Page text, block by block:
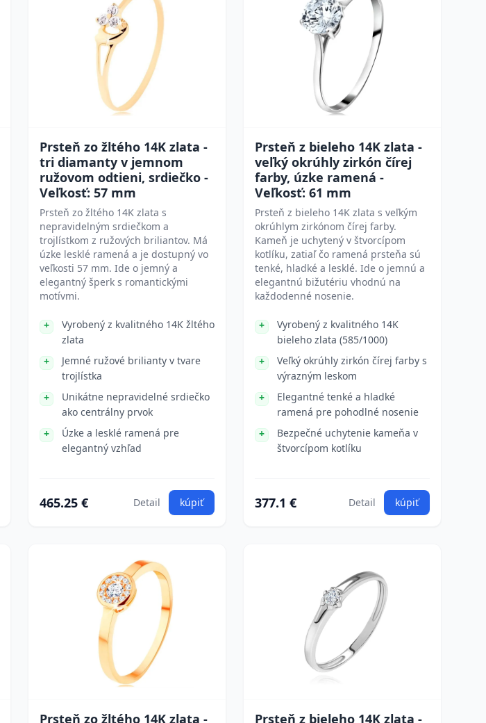
Prsteň zo žltého 14K zlata -
tri diamanty v jemnom
ružovom odtieni, srdiečko -
Veľkosť: 57 mm
Prsteň zo žltého 14K zlata s
nepravidelným srdiečkom a
trojlístkom z ružových briliantov. Má
úzke lesklé ramená a je dostupný vo
veľkosti 57 mm. Ide o jemný a
elegantný šperk s romantickými
motívmi.
Vyrobený z kvalitného 14K žltého
zlata
Jemné ružové brilianty v tvare
trojlístka
Unikátne nepravidelné srdiečko
ako centrálny prvok
Úzke a lesklé ramená pre
elegantný vzhľad
465.25 € Detail kúpiť
Prsteň z bieleho 14K zlata -
veľký okrúhly zirkón čírej
farby, úzke ramená -
Veľkosť: 61 mm
Prsteň z bieleho 14K zlata s veľkým
okrúhlym zirkónom čírej farby.
Kameň je uchytený v štvorcípom
kotlíku, zatiaľ čo ramená prsteňa sú
tenké, hladké a lesklé. Ide o jemnú a
elegantnú bižutériu vhodnú na
každodenné nosenie.
Vyrobený z kvalitného 14K
bieleho zlata (585/1000)
Veľký okrúhly zirkón čírej farby s
výrazným leskom
Elegantné tenké a hladké
ramená pre pohodlné nosenie
Bezpečné uchytenie kameňa v
štvorcípom kotlíku
377.1 € Detail kúpiť
Prsteň zo žltého 14K zlata -
Prsteň z bieleho 14K zlata -